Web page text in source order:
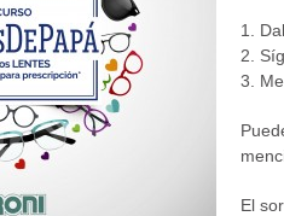
1.
2.
3.
El